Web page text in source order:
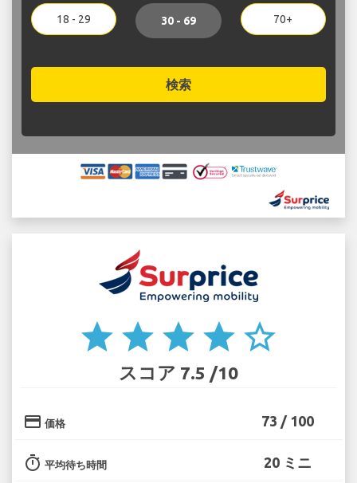
18 - 29 30 - 69 70+
検索
star star star star star_border
スコア 7.5 /10
credit_card 価格 73 / 100
timer 平均待ち時間 20 ミニ